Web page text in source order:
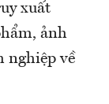
xuất
ảnh
nghiệp về